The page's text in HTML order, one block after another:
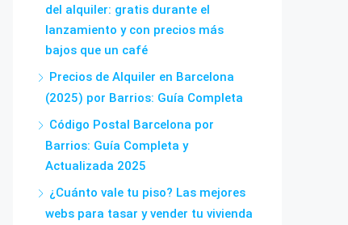
del alquiler: gratis durante el
lanzamiento y con precios más
bajos que un café
Precios de Alquiler en Barcelona
(2025) por Barrios: Guía Completa
Código Postal Barcelona por
Barrios: Guía Completa y
Actualizada 2025
¿Cuánto vale tu piso? Las mejores
webs para tasar y vender tu vivienda